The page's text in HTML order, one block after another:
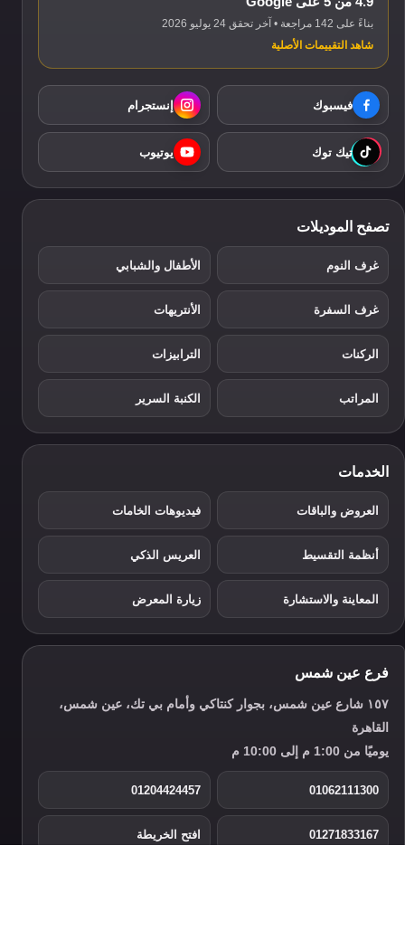
بناءً على 142 مراجعة • آخر تحقق 24 يوليو 2026
شاهد التقييمات الأصلية
فيسبوك إنستجرام
تيك توك يوتيوب
تصفح الموديلات
غرف النوم الأطفال والشبابي
غرف السفرة الأنتريهات
الركنات الترابيزات
المراتب الكنبة السرير
الخدمات
العروض والباقات فيديوهات الخامات
أنظمة التقسيط العريس الذكي
المعاينة والاستشارة زيارة المعرض
فرع عين شمس
١٥٧ شارع عين شمس، بجوار كنتاكي وأمام بي تك، عين شمس،
القاهرة
يوميًا من 1:00 م إلى 10:00 م
01062111300
01204424457
01271833167 افتح الخريطة